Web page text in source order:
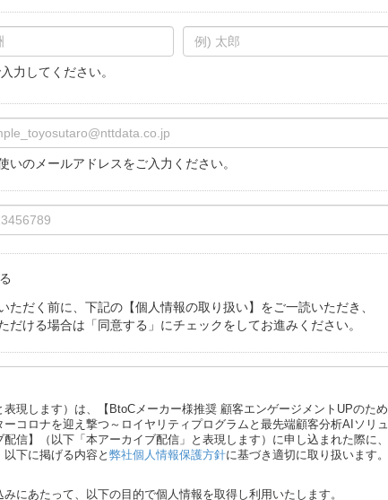
力してください。
いのメールアドレスをご入力ください。
ただく前に、下記の【個人情報の取り扱い】をご一読いただき、
だける場合は「同意する」にチェックをしてお進みください。
現します）は、【BtoCメーカー様推奨 顧客エンゲージメントUPのため
コロナを迎え撃つ～ロイヤリティプログラムと最先端顧客分析AIソリュ
信】（以下「本アーカイブ配信」と表現します）に申し込まれた際に、
下に掲げる内容と 弊社個人情報保護方針に基づき適切に取り扱います。
にあたって、以下の目的で個人情報を取得し利用いたします。